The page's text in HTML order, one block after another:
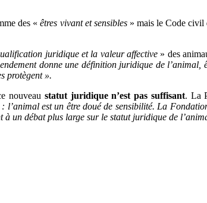
des «êtres vivant et sensibles» mais le Code civil
juridique et la valeur affective » des
donne une définition juridique de
protègent ».
nouveau statut juridique n’est pas suffisant. La
l’animal est un être doué de sensibilité. La
à un débat plus large sur le statut juridique de